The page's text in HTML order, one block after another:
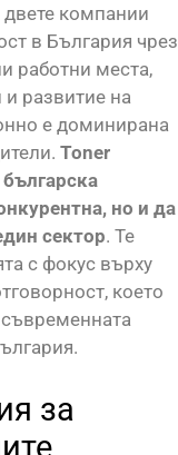
компании
в България чрез
работни места,
развитие на
е доминирана
Toner
но и да
сектор. Те
с фокус върху
което
съвременната
за